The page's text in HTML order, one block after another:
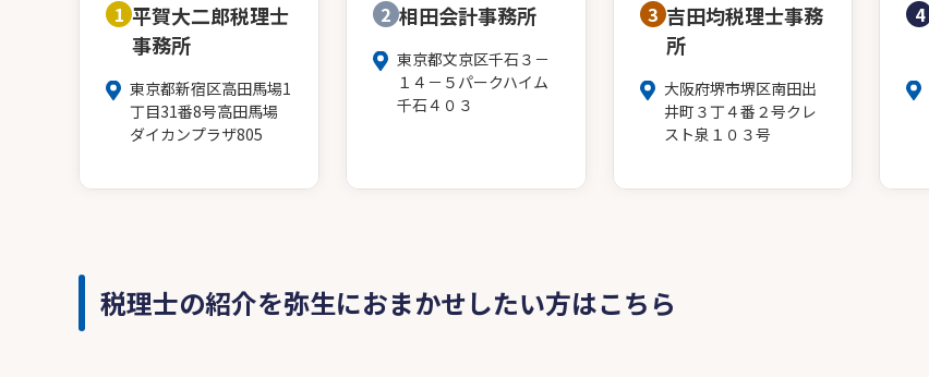
1 平賀大二郎税理士
事務所
東京都新宿区高田馬場1
丁目31番8号高田馬場
ダイカンプラザ805
2 相田会計事務所
東京都文京区千石３－
１４－５パークハイム
千石４０３
3 吉田均税理士事務
所
大阪府堺市堺区南田出
井町３丁４番２号クレ
スト泉１０３号
4
税理士の紹介を弥生におまかせしたい方はこちら